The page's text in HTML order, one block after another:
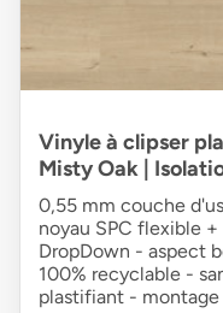
Vinyle à clipser
Misty Oak |
0,55 mm couche
noyau SPC flexible
DropDown - aspect
100% recyclable -
plastifiant -